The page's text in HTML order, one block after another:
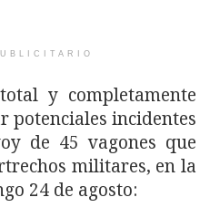
y completamente
potenciales incidentes
de 45 vagones que
militares, en la
24 de agosto: